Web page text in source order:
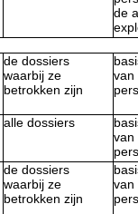
de
de dossiers
waarbij ze
betrokken zijn
van
alle dossiers
van
de dossiers
waarbij ze
betrokken zijn
van